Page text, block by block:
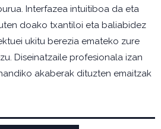
Interfazea intuitiboa da eta
doako txantiloi eta baliabidez
ukitu berezia emateko zure
Diseinatzaile profesionala izan
akaberak dituzten emaitzak